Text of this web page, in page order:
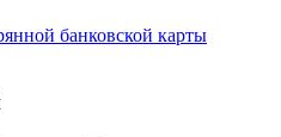
банковской карты